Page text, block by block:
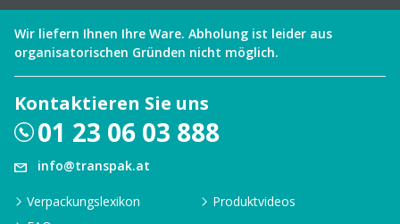
Wir liefern Ihnen Ihre Ware. Abholung ist leider aus
organisatorischen Gründen nicht möglich.
Kontaktieren Sie uns
01 23 06 03 888
info@transpak.at
Verpackungslexikon
Produktvideos